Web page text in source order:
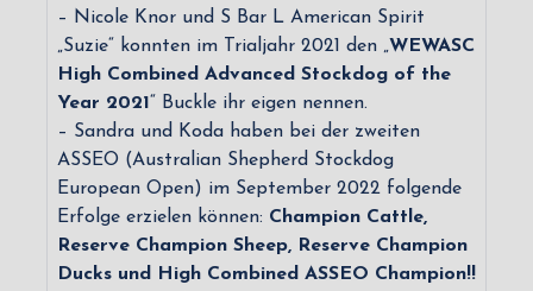
– Nicole Knor und S Bar L American Spirit
„Suzie“ konnten im Trialjahr 2021 den „WEWASC
High Combined Advanced Stockdog of the
Year 2021 “ Buckle ihr eigen nennen.
– Sandra und Koda haben bei der zweiten
ASSEO (Australian Shepherd Stockdog
European Open) im September 2022 folgende
Erfolge erzielen können: Champion Cattle,
Reserve Champion Sheep, Reserve Champion
Ducks und High Combined ASSEO Champion!!